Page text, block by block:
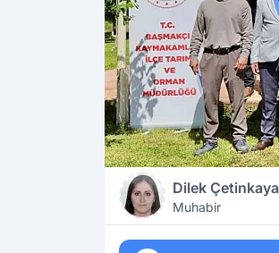
Dilek Çetinkaya
Muhabir